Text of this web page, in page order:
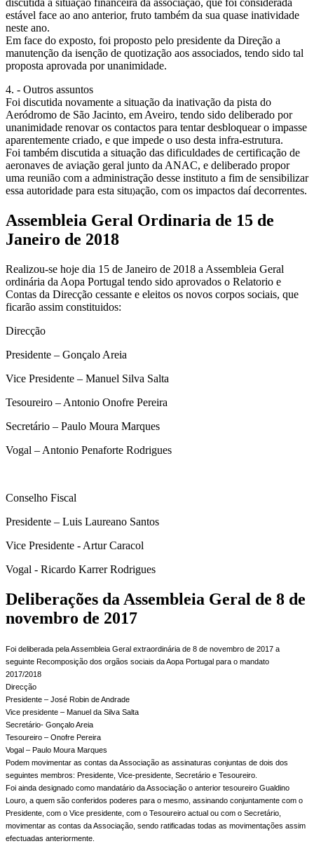
discutida a situação financeira da associação, que foi considerada
estável face ao ano anterior, fruto também da sua quase inatividade
neste ano.
Em face do exposto, foi proposto pelo presidente da Direção a
manutenção da isenção de quotização aos associados, tendo sido tal
proposta aprovada por unanimidade.
4. - Outros assuntos
Foi discutida novamente a situação da inativação da pista do
Aeródromo de São Jacinto, em Aveiro, tendo sido deliberado por
unanimidade renovar os contactos para tentar desbloquear o impasse
aparentemente criado, e que impede o uso desta infra-estrutura.
Foi também discutida a situação das dificuldades de certificação de
aeronaves de aviação geral junto da ANAC, e deliberado propor
uma reunião com a administração desse instituto a fim de sensibilizar
essa autoridade para esta situ)ação, com os impactos daí decorrentes.
Assembleia Geral Ordinaria de 15 de
Janeiro de 2018
Realizou-se hoje dia 15 de Janeiro de 2018 a Assembleia Geral
ordinária da Aopa Portugal tendo sido aprovados o Relatorio e
Contas da Direcção cessante e eleitos os novos corpos sociais, que
ficarão assim constituidos:
Direcção
Presidente – Gonçalo Areia
Vice Presidente – Manuel Silva Salta
Tesoureiro – Antonio Onofre Pereira
Secretário – Paulo Moura Marques
Vogal – Antonio Penaforte Rodrigues
Conselho Fiscal
Presidente – Luis Laureano Santos
Vice Presidente - Artur Caracol
Vogal - Ricardo Karrer Rodrigues
Deliberações da Assembleia Geral de 8 de
novembro de 2017
Foi deliberada pela Assembleia Geral extraordinária de 8 de novembro de 2017 a
seguinte Recomposição dos orgãos sociais da Aopa Portugal para o mandato
2017/2018
Direcção
Presidente – José Robin de Andrade
Vice presidente – Manuel da Silva Salta
Secretário- Gonçalo Areia
Tesoureiro – Onofre Pereira
Vogal – Paulo Moura Marques
Podem movimentar as contas da Associação as assinaturas conjuntas de dois dos
seguintes membros: Presidente, Vice-presidente, Secretário e Tesoureiro.
Foi ainda designado como mandatário da Associação o anterior tesoureiro Gualdino
Louro, a quem são conferidos poderes para o mesmo, assinando conjuntamente com o
Presidente, com o Vice presidente, com o Tesoureiro actual ou com o Secretário,
movimentar as contas da Associação, sendo ratificadas todas as movimentações assim
efectuadas anteriormente.